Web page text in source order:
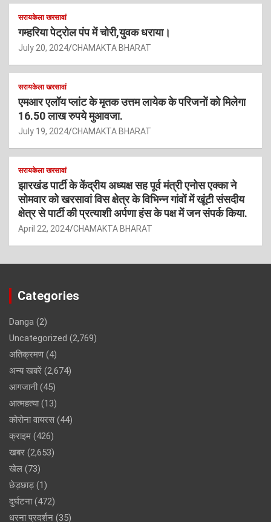
सरायकेला खरसावां
गम्हरिया पेट्रोल पंप में चोरी,युवक धराया।
July 20, 2024 CHAMAKTA BHARAT
सरायकेला खरसावां
एमआर एलॉय प्लांट के मृतक उत्तम लायेक के परिजनों को मिलेगा
16.50 लाख रुपये मुआवजा.
July 19, 2024 CHAMAKTA BHARAT
सरायकेला खरसावां
झारखंड पार्टी के केंद्रीय अध्यक्ष सह पूर्व मंत्री एनोस एक्का ने
सोमवार को खरसावां विस क्षेत्र के विभिन्न गांवों में खूंटी संसदीय
क्षेत्र से पार्टी की प्रत्याशी अर्पणा हंस के पक्ष में जन संपर्क किया.
April 22, 2024 CHAMAKTA BHARAT
Categories
Danga (2)
Uncategorized (2,769)
अतिक्रमण(4)
अन्य खबरें (2,674)
आगजानी(45)
आत्महत्या(13)
कोरोना वायरस (44)
क्राइम (426)
खबर (2,653)
खेल (73)
छेड़छाड़(1)
दुर्घटना(472)
धरना प्रदर्शन (35)